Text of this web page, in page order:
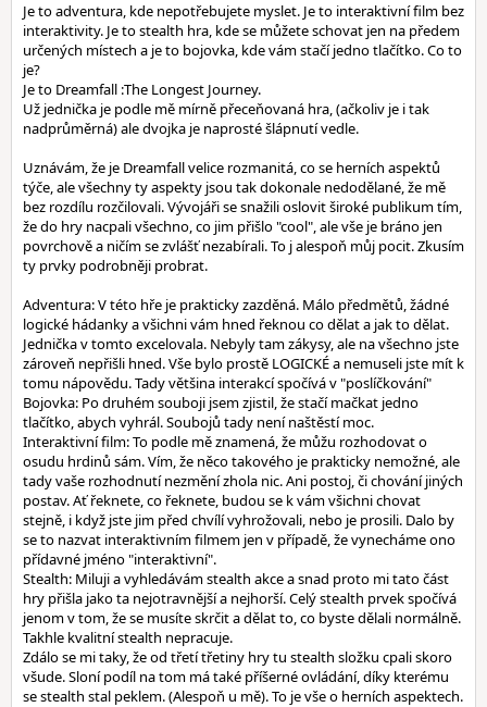
Je to adventura, kde nepotřebujete myslet. Je to interaktivní film bez
interaktivity. Je to stealth hra, kde se můžete schovat jen na předem
určených místech a je to bojovka, kde vám stačí jedno tlačítko. Co to
je?
Je to Dreamfall :The Longest Journey.
Už jednička je podle mě mírně přeceňovaná hra, (ačkoliv je i tak
nadprůměrná) ale dvojka je naprosté šlápnutí vedle.
Uznávám, že je Dreamfall velice rozmanitá, co se herních aspektů
týče, ale všechny ty aspekty jsou tak dokonale nedodělané, že mě
bez rozdílu rozčilovali. Vývojáři se snažili oslovit široké publikum tím,
že do hry nacpali všechno, co jim přišlo "cool", ale vše je bráno jen
povrchově a ničím se zvlášť nezabírali. To j alespoň můj pocit. Zkusím
ty prvky podrobněji probrat.
Adventura: V této hře je prakticky zazděná. Málo předmětů, žádné
logické hádanky a všichni vám hned řeknou co dělat a jak to dělat.
Jednička v tomto excelovala. Nebyly tam zákysy, ale na všechno jste
zároveň nepřišli hned. Vše bylo prostě LOGICKÉ a nemuseli jste mít k
tomu nápovědu. Tady většina interakcí spočívá v "poslíčkování"
Bojovka: Po druhém souboji jsem zjistil, že stačí mačkat jedno
tlačítko, abych vyhrál. Soubojů tady není naštěstí moc.
Interaktivní film: To podle mě znamená, že můžu rozhodovat o
osudu hrdinů sám. Vím, že něco takového je prakticky nemožné, ale
tady vaše rozhodnutí nezmění zhola nic. Ani postoj, či chování jiných
postav. Ať řeknete, co řeknete, budou se k vám všichni chovat
stejně, i když jste jim před chvílí vyhrožovali, nebo je prosili. Dalo by
se to nazvat interaktivním filmem jen v případě, že vynecháme ono
přídavné jméno "interaktivní".
Stealth: Miluji a vyhledávám stealth akce a snad proto mi tato část
hry přišla jako ta nejotravnější a nejhorší. Celý stealth prvek spočívá
jenom v tom, že se musíte skrčit a dělat to, co byste dělali normálně.
Takhle kvalitní stealth nepracuje.
Zdálo se mi taky, že od třetí třetiny hry tu stealth složku cpali skoro
všude. Sloní podíl na tom má také příšerné ovládání, díky kterému
se stealth stal peklem. (Alespoň u mě). To je vše o herních aspektech.